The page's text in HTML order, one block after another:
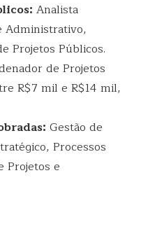
Analista
Administrativo,
Projetos Públicos.
de Projetos
R$7 mil e R$14 mil,
Gestão de
Processos
Projetos e